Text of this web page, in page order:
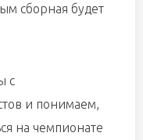
сборная будет
с
и понимаем,
на чемпионате